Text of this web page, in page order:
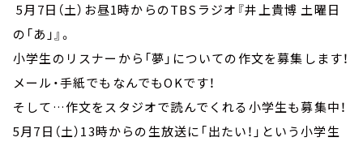
5月7日（土）お昼1時からのTBSラジオ『井上貴博 土曜日
の「あ」』。
小学生のリスナーから「夢」についての作文を募集します！
メール・手紙でもなんでもOKです！
そして…作文をスタジオで読んでくれる小学生も募集中！
5月7日（土）13時からの生放送に「出たい！」という小学生